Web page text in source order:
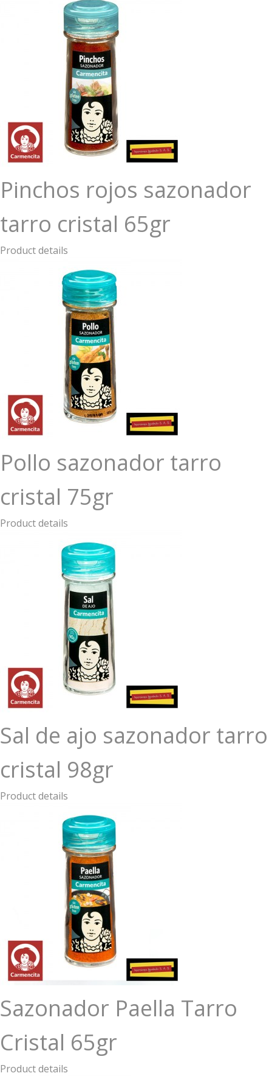
Pinchos rojos sazonador
tarro cristal 65gr
Product details
Pollo sazonador tarro
cristal 75gr
Product details
Sal de ajo sazonador tarro
cristal 98gr
Product details
Sazonador Paella Tarro
Cristal 65gr
Product details